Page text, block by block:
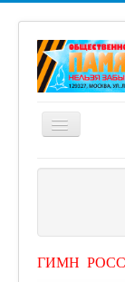
Включить/
выключить
ГЛАВНАЯ
ГИМН